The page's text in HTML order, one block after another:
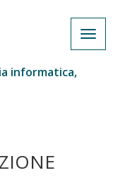
informatica,